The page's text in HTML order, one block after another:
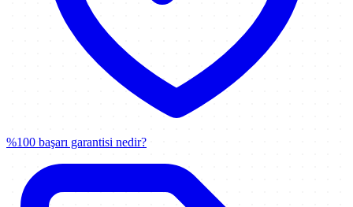
%100 başarı garantisi nedir?